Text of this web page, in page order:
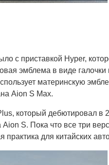
с приставкой Hyper,
эмблема в виде
материнскую
Aion S Max.
который дебютировал в
S. Пока что все три
для китайских